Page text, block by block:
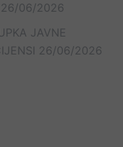
26/06/2026
JAVNE
26/06/2026